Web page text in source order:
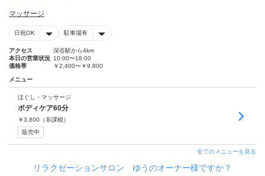
マッサージ
日祝OK 駐車場有
アクセス
深谷駅から4km
本日の営業状況 10:00〜18:00
価格帯
￥2,400〜￥9,800
メニュー
ほぐし・マッサージ
ボディケア60分
￥3,800 （非課税）
販売中
全てのメニューを見る
リラクゼーションサロン ゆうのオーナー様ですか？